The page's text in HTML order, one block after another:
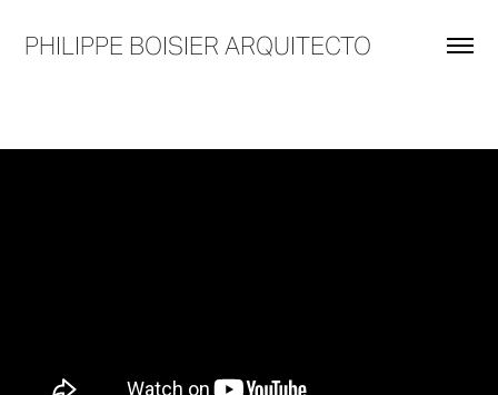
PHILIPPE BOISIER ARQUITECTO